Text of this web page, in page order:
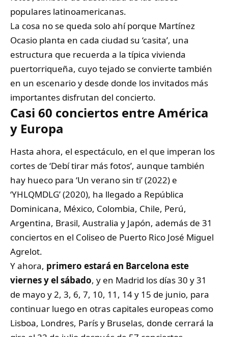
populares latinoamericanas.
La cosa no se queda solo ahí porque Martínez
Ocasio planta en cada ciudad su ‘casita’, una
estructura que recuerda a la típica vivienda
puertorriqueña, cuyo tejado se convierte también
en un escenario y desde donde los invitados más
importantes disfrutan del concierto.
Casi 60 conciertos entre América
y Europa
Hasta ahora, el espectáculo, en el que imperan los
cortes de ‘Debí tirar más fotos’, aunque también
hay hueco para ‘Un verano sin ti’ (2022) e
‘YHLQMDLG’ (2020), ha llegado a República
Dominicana, México, Colombia, Chile, Perú,
Argentina, Brasil, Australia y Japón, además de 31
conciertos en el Coliseo de Puerto Rico José Miguel
Agrelot.
Y ahora, primero estará en Barcelona este
viernes y el sábado, y en Madrid los días 30 y 31
de mayo y 2, 3, 6, 7, 10, 11, 14 y 15 de junio, para
continuar luego en otras capitales europeas como
Lisboa, Londres, París y Bruselas, donde cerrará la